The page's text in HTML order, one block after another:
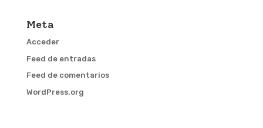
Meta
Acceder
Feed de entradas
Feed de comentarios
WordPress.org